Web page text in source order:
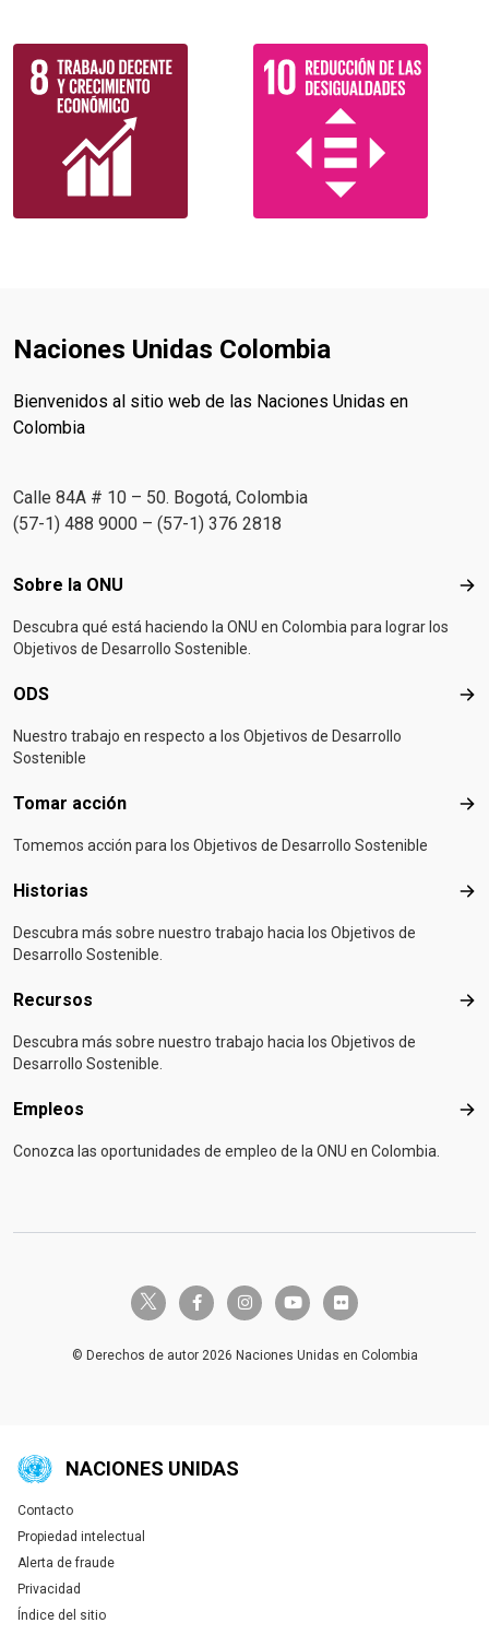
Naciones Unidas Colombia
Bienvenidos al sitio web de las Naciones Unidas en
Colombia
Calle 84A # 10 – 50. Bogotá, Colombia
(57-1) 488 9000 – (57-1) 376 2818
Footer menu
Sobre la ONU
Descubra qué está haciendo la ONU en Colombia para lograr los
Objetivos de Desarrollo Sostenible.
ODS
Nuestro trabajo en respecto a los Objetivos de Desarrollo
Sostenible
Tomar acción
Tomemos acción para los Objetivos de Desarrollo Sostenible
Historias
Descubra más sobre nuestro trabajo hacia los Objetivos de
Desarrollo Sostenible.
Recursos
Descubra más sobre nuestro trabajo hacia los Objetivos de
Desarrollo Sostenible.
Empleos
Conozca las oportunidades de empleo de la ONU en Colombia.
twitter-x facebook-finstagramyoutube flickr
© Derechos de autor 2026 Naciones Unidas en Colombia
NACIONES UNIDAS
Global U.N. menu
Contacto
Propiedad intelectual
Alerta de fraude
Privacidad
Índice del sitio